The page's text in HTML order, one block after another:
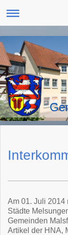
Am 01. Juli 2014
Städte
Gemeinden
Artikel der HNA,